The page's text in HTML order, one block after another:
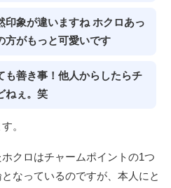
印象が違いますね ホクロあっ
方がもっと可愛いです
も善き事！他人からしたらチ
ねぇ。笑
。
クロはチャームポイントの1つ
なっているのですが、本人にと